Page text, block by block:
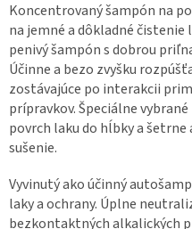
Koncentrovaný šampón na
na jemné a dôkladné čistenie
penivý šampón s dobrou
Účinne a bezo zvyšku
zostávajúce po interakcii
prípravkov. Špeciálne
povrch laku do hĺbky a
sušenie.
Vyvinutý ako účinný
laky a ochrany. Úplne
bezkontaktných alkalických